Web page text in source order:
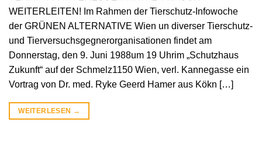
WEITERLEITEN! Im Rahmen der Tierschutz-Infowoche
der GRÜNEN ALTERNATIVE Wien un diverser Tierschutz-
und Tierversuchsgegnerorganisationen findet am
Donnerstag, den 9. Juni 1988um 19 Uhrim „Schutzhaus
Zukunft“ auf der Schmelz1150 Wien, verl. Kannegasse ein
Vortrag von Dr. med. Ryke Geerd Hamer aus Kökn […]
WEITERLESEN →